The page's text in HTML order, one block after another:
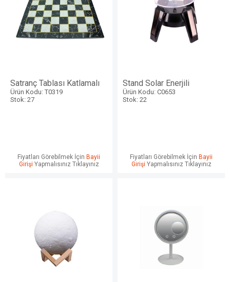
Satranç Tablası Katlamalı
Ürün Kodu: T0319
Stok: 27
Fiyatları Görebilmek İçin Bayii
Girişi Yapmalısınız Tıklayınız
Stand Solar Enerjili
Ürün Kodu: C0653
Stok: 22
Fiyatları Görebilmek İçin Bayii
Girişi Yapmalısınız Tıklayınız